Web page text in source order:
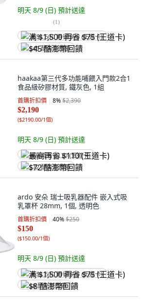
明天 8/9 (日) 預計送達
(1)
满 $1,500 再省 $75 (王道卡)
$45 酷澎幣回饋
haakaa第三代多功能哺餵入門款2合1
食品級矽膠材質, 鐵灰色, 1組
首購折扣價 8%$2,390
$2,190
($2190.00/1個)
明天 8/9 (日) 預計送達
最高再省 $110 (王道卡)
$72 酷澎幣回饋
ardo 安朵 瑞士吸乳器配件 嵌入式吸
乳罩杯 28mm, 1個, 透明色
首購折扣價 40%$250
$150
($150.00/1個)
明天 8/9 (日) 預計送達
满 $1,500 再省 $75 (王道卡)
$8 酷澎幣回饋